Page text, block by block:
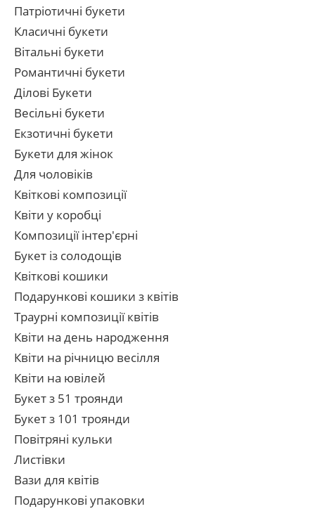
Патріотичні букети
Класичні букети
Вітальні букети
Романтичні букети
Ділові Букети
Весільні букети
Екзотичні букети
Букети для жінок
Для чоловіків
Квіткові композиції
Квіти у коробці
Композиції інтер'єрні
Букет із солодощів
Квіткові кошики
Подарункові кошики з квітів
Траурні композиції квітів
Квіти на день народження
Квіти на річницю весілля
Квіти на ювілей
Букет з 51 троянди
Букет з 101 троянди
Повітряні кульки
Листівки
Вази для квітів
Подарункові упаковки